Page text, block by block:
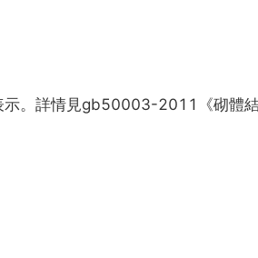
示。詳情見gb50003-2011《砌體